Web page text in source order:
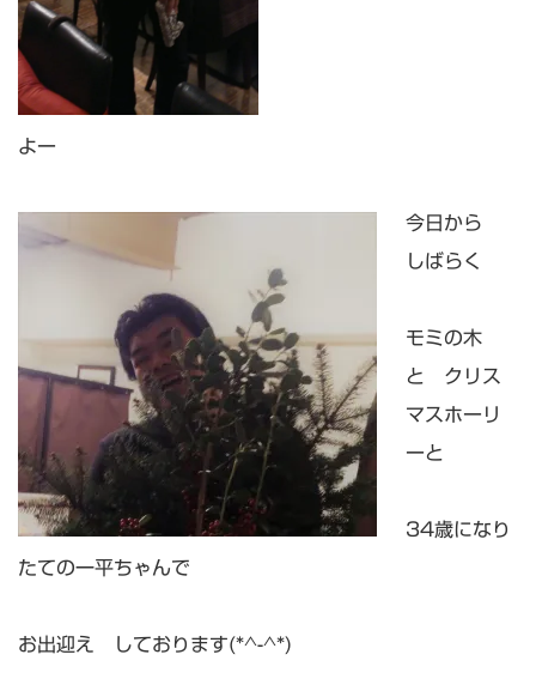
よー
今日から
しばらく
モミの木
と クリス
マスホーリ
ーと
34歳になり
たての一平ちゃんで
お出迎え しております(*^-^*)